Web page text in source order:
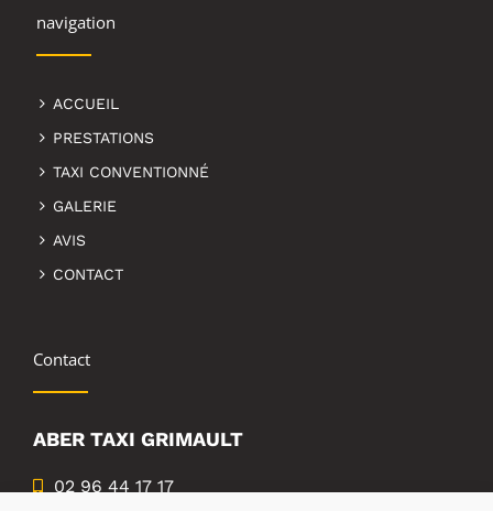
navigation
ACCUEIL
PRESTATIONS
TAXI CONVENTIONNÉ
GALERIE
AVIS
CONTACT
Contact
ABER TAXI GRIMAULT
02 96 44 17 17